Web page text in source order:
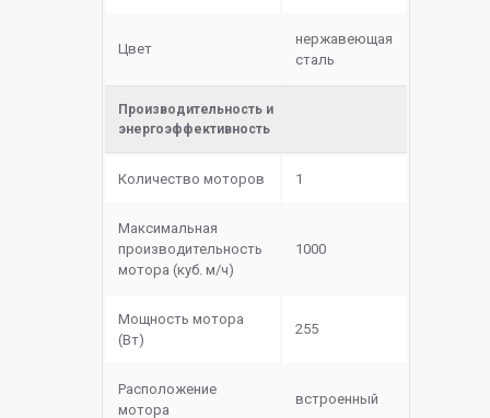
Цвет
нержавеющая
сталь
Производительность и
энергоэффективность
Количество моторов 1
Максимальная
производительность
мотора (куб. м/ч)
1000
Мощность мотора
(Вт)
255
Расположение
мотора
встроенный